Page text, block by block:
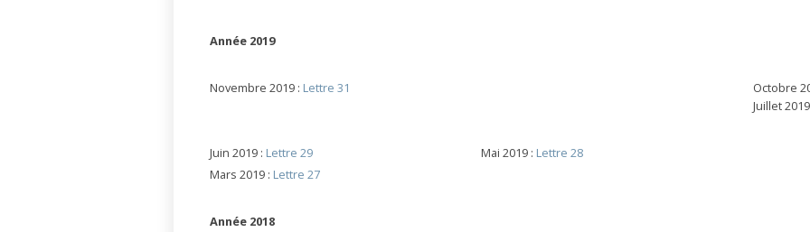
Année 2019
Novembre 2019 : Lettre 31
Octobre
Juillet
Juin 2019 : Lettre 29 Mai 2019 : Lettre 28
Mars 2019 : Lettre 27
Année 2018